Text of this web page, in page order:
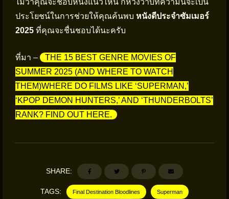
ไม่ว่าคุณจะชอบหนังแนวไหน ก็หวังว่าบทความนี้จะเป็น
ประโยชน์ในการช่วยให้คุณค้นพบ หนังดีประจำซัมเมอร์
2025 ที่คุณจะชื่นชอบได้นะครับ
ที่มา –
THE 15 BEST GENRE MOVIES OF
SUMMER 2025 (AND WHERE TO WATCH
THEM)WHERE DO FILMS LIKE ‘SUPERMAN,’
‘KPOP DEMON HUNTERS,’ AND ‘THUNDERBOLTS’
RANK? FIND OUT HERE.
SHARE:
TAGS: Final Destination Bloodlines Superman